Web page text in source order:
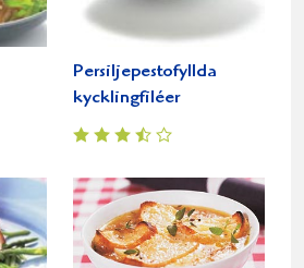
Persiljepestofyllda
kycklingfiléer